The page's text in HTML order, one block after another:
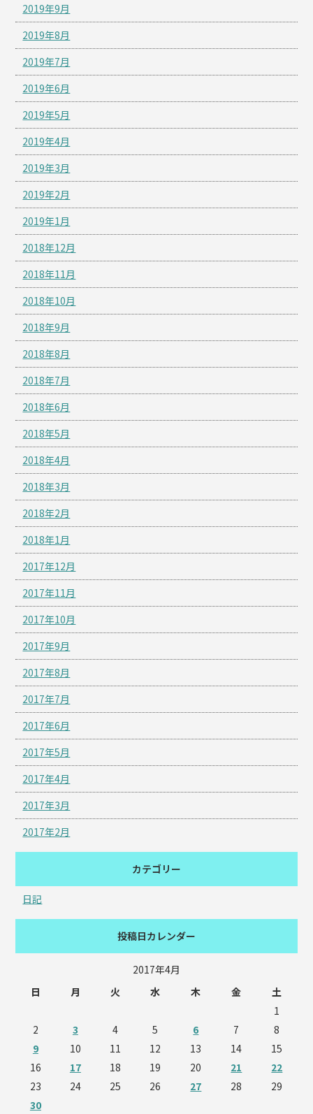
2019年9月
2019年8月
2019年7月
2019年6月
2019年5月
2019年4月
2019年3月
2019年2月
2019年1月
2018年12月
2018年11月
2018年10月
2018年9月
2018年8月
2018年7月
2018年6月
2018年5月
2018年4月
2018年3月
2018年2月
2018年1月
2017年12月
2017年11月
2017年10月
2017年9月
2017年8月
2017年7月
2017年6月
2017年5月
2017年4月
2017年3月
2017年2月
カテゴリー
日記
投稿日カレンダー
2017年4月
日
月 火 水 木 金
土
1
2
3 4 5 6 7
8
9
10 11 12 13 14
15
16
17 18 19 20 21
22
23
24 25 26 27 28
29
30